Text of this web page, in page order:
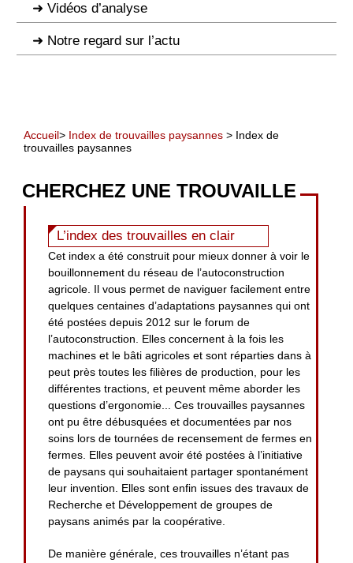
Vidéos d’analyse
Notre regard sur l’actu
Accueil> Index de trouvailles paysannes > Index de
trouvailles paysannes
CHERCHEZ UNE TROUVAILLE
L’index des trouvailles en clair
Cet index a été construit pour mieux donner à voir le
bouillonnement du réseau de l’autoconstruction
agricole. Il vous permet de naviguer facilement entre
quelques centaines d’adaptations paysannes qui ont
été postées depuis 2012 sur le forum de
l’autoconstruction. Elles concernent à la fois les
machines et le bâti agricoles et sont réparties dans à
peut près toutes les filières de production, pour les
différentes tractions, et peuvent même aborder les
questions d’ergonomie... Ces trouvailles paysannes
ont pu être débusquées et documentées par nos
soins lors de tournées de recensement de fermes en
fermes. Elles peuvent avoir été postées à l’initiative
de paysans qui souhaitaient partager spontanément
leur invention. Elles sont enfin issues des travaux de
Recherche et Développement de groupes de
paysans animés par la coopérative.
De manière générale, ces trouvailles n’étant pas